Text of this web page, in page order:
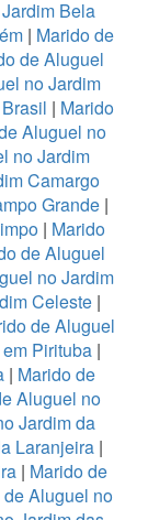
Bela
| Marido de
de Aluguel
no Jardim
| Marido
Aluguel no
no Jardim
Camargo
Grande|
| Marido
de Aluguel
no Jardim
Celeste|
de Aluguel
Pirituba|
| Marido de
Aluguel no
Jardim da
Laranjeira|
| Marido de
de Aluguel no